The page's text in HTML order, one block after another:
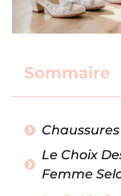
Sommaire
Le Choix
Femme